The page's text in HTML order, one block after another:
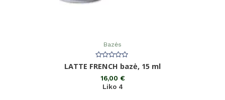
Bazės
Įvertinimas:
0
LATTE FRENCH bazė, 15 ml
16,00 €
Liko 4